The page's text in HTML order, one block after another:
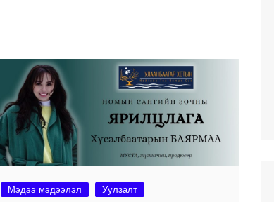
Мэдээ мэдээлэл Уулзалт